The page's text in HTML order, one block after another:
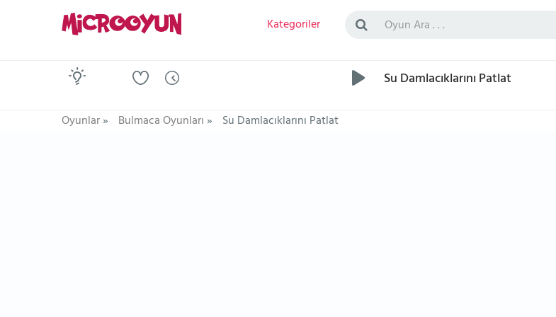
Kategoriler
Su Damlacıklarını Patlat
Oyunlar» Bulmaca Oyunları» Su Damlacıklarını Patlat